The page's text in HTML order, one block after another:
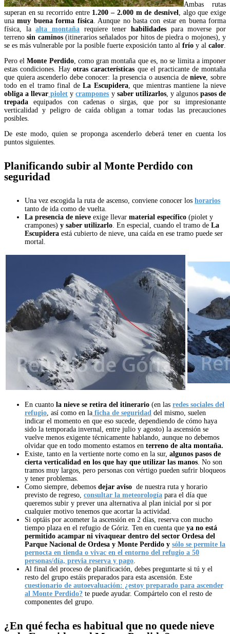
Ambas rutas
superan en su recorrido entre 1.200 – 2.000 m de desnivel, algo que exige
unamuy buena forma física. Aunque no basta con estar en buena forma
física, laalta montaña requiere tenerhabilidades para moverse por
terrenosin caminos(itinerarios señalados por hitos de piedra o mojones), y
se es más vulnerable por la posible fuerte exposición tanto al frío y al calor.
Pero elMonte Perdido, como gran montaña que es, no se limita a imponer
estas condiciones. Hayotras características que el practicante de montaña
que quiera ascenderlo debe conocer: la presencia o ausencia denieve, sobre
todo en el tramo final de La Escupidera, que mientras mantiene la nieve
obliga a llevar piolet ycrampones y saber utilizarlos, y algunos pasos de
trepada equipados con cadenas o sirgas, que por su impresionante
verticalidad y peligro de caída obligan a tomar todas las precauciones
posibles.
De este modo, quien se proponga ascenderlo deberá tener en cuenta los
puntos siguientes.
Planificando subir al Monte Perdido con
seguridad
Una vez escogida la ruta de ascenso, conviene conocer los horarios
tanto de ida como de vuelta.
La presencia de nieve exige llevar material específico (piolet y
crampones) y saber utilizarlo. En especial, cuando el tramo de La
Escupidera está cubierto de nieve, una caída en ese tramo puede ser
mortal.
En cuanto la nieve se retira del itinerario (en las redes sociales del
refugio, así como en la ficha de seguridad del mismo, suelen
indicar el momento en que eso sucede, dependiendo de cómo haya
sido la temporada invernal, entre julio y agosto) la ascensión se
vuelve menos exigente técnicamente hablando, aunque no debemos
olvidar que en todo momento estamos en terreno de alta montaña.
Existe, tanto en la vertiente norte como en la sur, algunos pasos de
cierta verticalidad en los que hay que utilizar las manos. No son
tramos muy largos, pero personas con vértigo pueden sufrir bloqueos
y tener problemas.
Como siempre, debemos dejar aviso de nuestra ruta y horario
previsto de regreso, consultar la meteorología para el día que
queremos subir y prever una alternativa al plan inicial por si por
cualquier motivo tenemos que acortar la actividad.
Si optáis por acometer la ascensión en 2 días, reserva con mucho
tiempo plaza en el refugio de Góriz. Ten en cuenta que ya no está
permitido acampar ni vivaquear dentro del sector Ordesa del
Parque Nacional de Ordesa y Monte Perdido y sólo se permite la
pernocta en tienda o vivac en el entorno del refugio a 50
personas/día, previa reserva y pago.
Al final del proceso de planificación, debes preguntarte si tú y el
resto del grupo estáis preparados para esta ascensión. Este
cuestionario de autoevaluación: ¿estoy preparado para ascender
al Monte Perdido? te puede ayudar. Compártelo con el resto de
componentes del grupo.
¿En qué fecha es habitual que no quede nieve